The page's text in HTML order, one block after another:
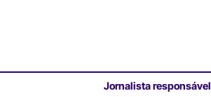
Jornalista responsável